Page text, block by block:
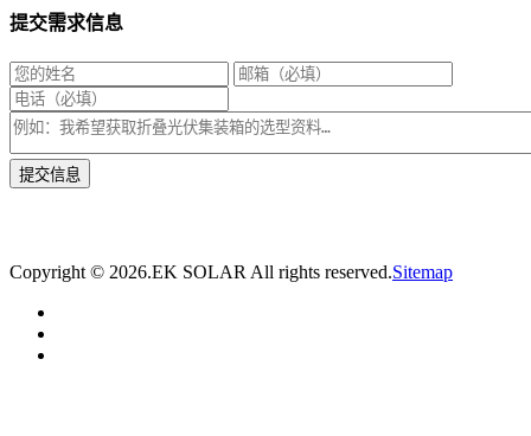
提交需求信息
Copyright © 2026.EK SOLAR All rights reserved.Sitemap